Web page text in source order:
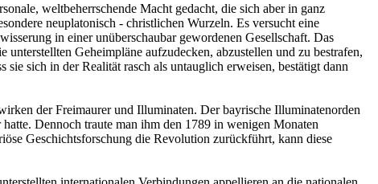
weltbeherrschende Macht gedacht, die sich aber in ganz
neuplatonisch - christlichen Wurzeln. Es versucht eine
in einer unüberschaubar gewordenen Gesellschaft. Das
Geheimpläne aufzudecken, abzustellen und zu bestrafen,
sich in der Realität rasch als untauglich erweisen, bestätigt dann
der Freimaurer und Illuminaten. Der bayrische Illuminatenorden
Dennoch traute man ihm den 1789 in wenigen Monaten
Geschichtsforschung die Revolution zurückführt, kann diese